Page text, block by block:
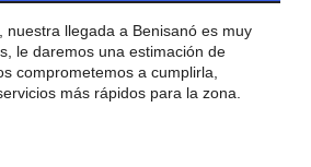
nuestra llegada a Benisanó es muy
le daremos una estimación de
comprometemos a cumplirla,
más rápidos para la zona.